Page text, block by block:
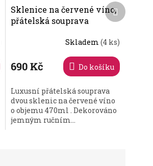
Sklenice na červené víno,
přátelská souprava
produktu
je
z
5
hvězdiček.
Skladem(4 ks)
690 Kč Do košíku
Luxusní přátelská souprava
dvou sklenic na červené víno
o objemu 470ml . Dekorováno
jemným ručním...
Další
produkt